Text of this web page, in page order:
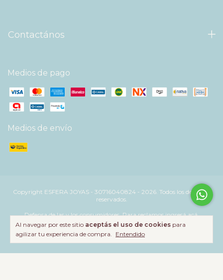
Al navegar por este sitio aceptás el uso de cookies para
agilizar tu experiencia de compra. Entendido
Contactános
Medios de pago
Medios de envío
Copyright ESFERA JOYAS - 30716040824 - 2026. Todos los derechos
reservados.
Defensa de las y los consumidores. Para reclamos ingresá acá.
Botón de arrepentimiento